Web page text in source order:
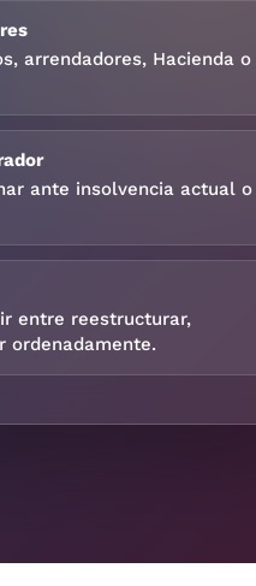
arrendadores, Hacienda o
ante insolvencia actual o
entre reestructurar,
ordenadamente.